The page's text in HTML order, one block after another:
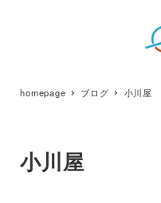
homepage ブログ 小川屋
小川屋